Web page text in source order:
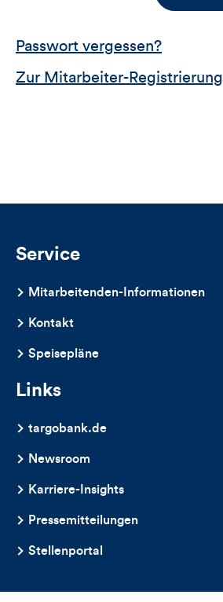
Passwort vergessen?
Zur Mitarbeiter-Registrierung
Service
Mitarbeitenden-Informationen
Kontakt
Speisepläne
Links
targobank.de
Newsroom
Karriere-Insights
Pressemitteilungen
Stellenportal